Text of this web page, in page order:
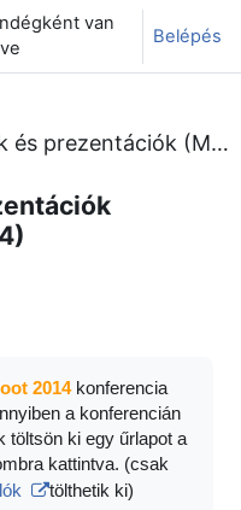
van
Belépés
Előadások és prezentációk (MoodleMoot 2014)
2014konferencia
a konferencián
töltsön ki egy űrlapot a
kattintva. (csak
tölthetik ki)